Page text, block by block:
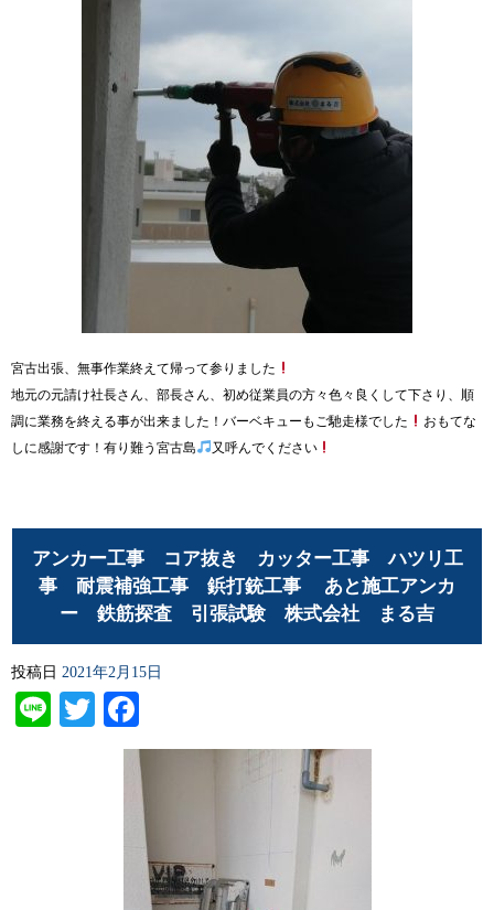
宮古出張、無事作業終えて帰って参りました
地元の元請け社長さん、部長さん、初め従業員の方々色々良くして下さり、順
調に業務を終える事が出来ました！バーベキューもご馳走様でした
おもてな
しに感謝です！有り難う宮古島
又呼んでください
アンカー工事 コア抜き カッター工事 ハツリ工
事 耐震補強工事 鋲打銃工事 あと施工アンカ
ー 鉄筋探査 引張試験 株式会社 まる吉
投稿日 2021年2月15日
LineTwitter